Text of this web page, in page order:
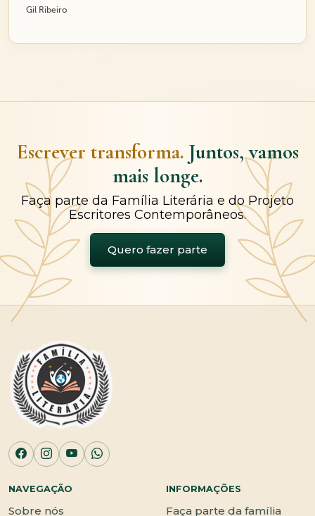
Gil Ribeiro
Escrever transforma. Juntos, vamos
mais longe.
Faça parte da Família Literária e do Projeto
Escritores Contemporâneos.
Quero fazer parte
NAVEGAÇÃO
Sobre nós
INFORMAÇÕES
Faça parte da família